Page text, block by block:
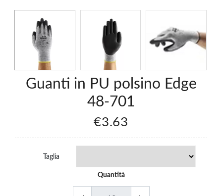
Guanti in PU polsino Edge
48-701
€3.63
Taglia
Quantità